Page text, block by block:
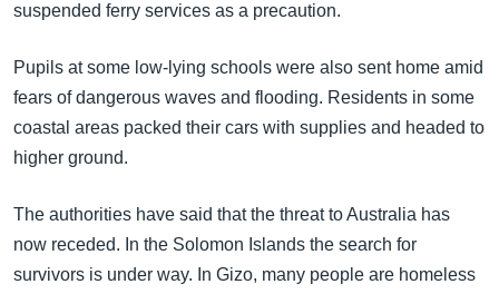
suspended ferry services as a precaution.
Pupils at some low-lying schools were also sent home amid
fears of dangerous waves and flooding. Residents in some
coastal areas packed their cars with supplies and headed to
higher ground.
The authorities have said that the threat to Australia has
now receded. In the Solomon Islands the search for
survivors is under way. In Gizo, many people are homeless